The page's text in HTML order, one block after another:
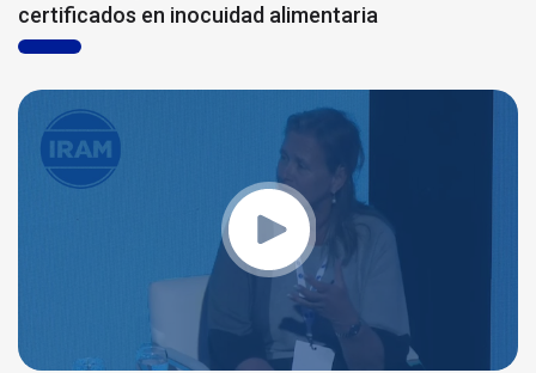
certificados en inocuidad alimentaria